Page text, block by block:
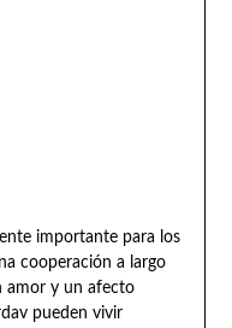
importante para los
cooperación a largo
amor y un afecto
pueden vivir